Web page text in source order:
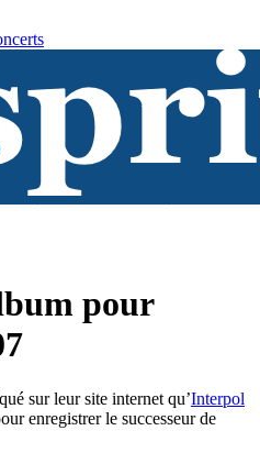
pour
sur leur site internet qu’Interpol
enregistrer le successeur de